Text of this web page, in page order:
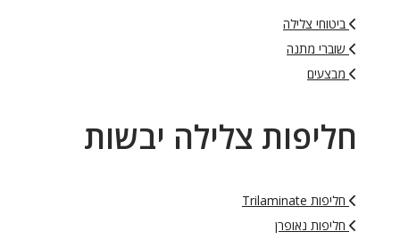
ביטוחי צלילה
שוברי מתנה
מבצעים
חליפות צלילה יבשות
חליפות Trilaminate
חליפות נאופרן